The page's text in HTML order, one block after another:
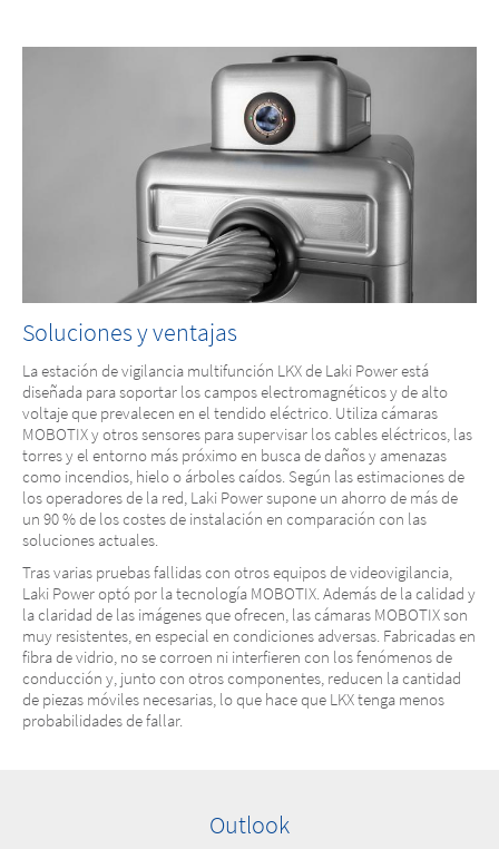
Soluciones y ventajas
La estación de vigilancia multifunción LKX de Laki Power está
diseñada para soportar los campos electromagnéticos y de alto
voltaje que prevalecen en el tendido eléctrico. Utiliza cámaras
MOBOTIX y otros sensores para supervisar los cables eléctricos, las
torres y el entorno más próximo en busca de daños y amenazas
como incendios, hielo o árboles caídos. Según las estimaciones de
los operadores de la red, Laki Power supone un ahorro de más de
un 90 % de los costes de instalación en comparación con las
soluciones actuales.
Tras varias pruebas fallidas con otros equipos de videovigilancia,
Laki Power optó por la tecnología MOBOTIX. Además de la calidad y
la claridad de las imágenes que ofrecen, las cámaras MOBOTIX son
muy resistentes, en especial en condiciones adversas. Fabricadas en
fibra de vidrio, no se corroen ni interfieren con los fenómenos de
conducción y, junto con otros componentes, reducen la cantidad
de piezas móviles necesarias, lo que hace que LKX tenga menos
probabilidades de fallar.
Outlook